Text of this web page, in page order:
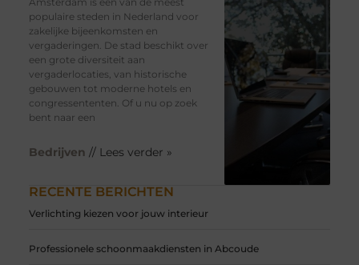
RECENTE BERICHTEN
Verlichting kiezen voor jouw interieur
Professionele schoonmaakdiensten in Abcoude
populaire steden in Nederland voor
zakelijke bijeenkomsten en
vergaderingen. De stad beschikt over
een grote diversiteit aan
vergaderlocaties, van historische
gebouwen tot moderne hotels en
congressententen. Of u nu op zoek
bent naar een
Bedrijven // Lees verder »